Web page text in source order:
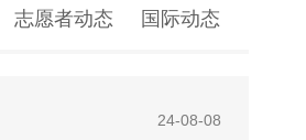
志愿者动态 国际动态
| 24-08-08